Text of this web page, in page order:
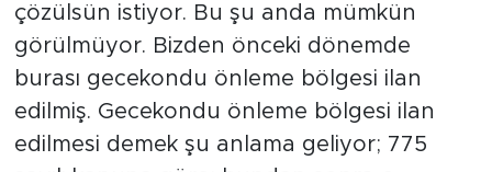
çözülsün istiyor. Bu şu anda mümkün
görülmüyor. Bizden önceki dönemde
burası gecekondu önleme bölgesi ilan
edilmiş. Gecekondu önleme bölgesi ilan
edilmesi demek şu anlama geliyor; 775